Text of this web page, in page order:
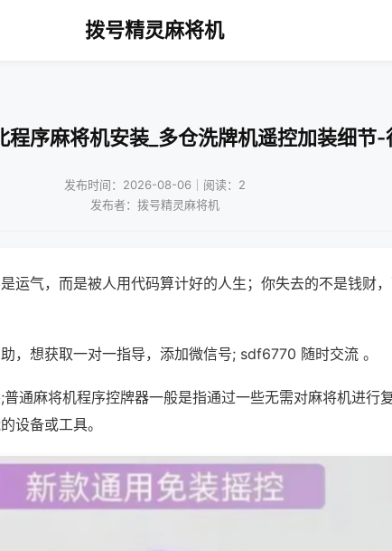
拨号精灵麻将机
程序麻将机安装_多仓洗牌机遥控加装细节-
发布时间：2026-08-06｜阅读：2
发布者：拨号精灵麻将机
运气，而是被人用代码算计好的人生；你失去的不是钱财
，想获取一对一指导，添加微信号; sdf6770 随时交流 。
通麻将机程序控牌器一般是指通过一些无需对麻将机进行
设备或工具。